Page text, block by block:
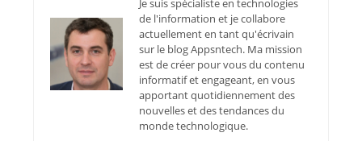
Je suis spécialiste en technologies
de l'information et je collabore
actuellement en tant qu'écrivain
sur le blog Appsntech. Ma mission
est de créer pour vous du contenu
informatif et engageant, en vous
apportant quotidiennement des
nouvelles et des tendances du
monde technologique.